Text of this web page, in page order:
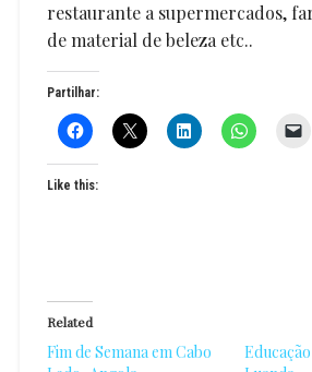
restaurante a supermercados,
de material de beleza etc..
Partilhar:
Like this:
Related
Fim de Semana em Cabo